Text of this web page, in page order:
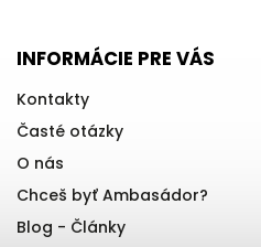
INFORMÁCIE PRE VÁS
Kontakty
Časté otázky
O nás
Chceš byť Ambasádor?
Blog - Články